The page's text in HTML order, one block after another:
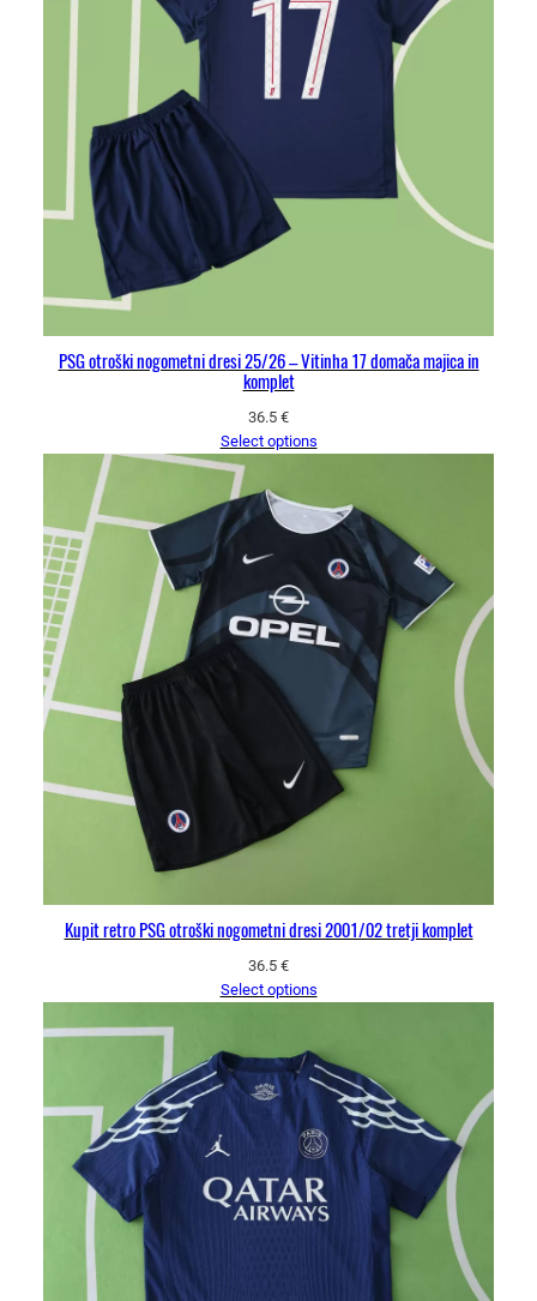
PSG otroški nogometni dresi 25/26 – Vitinha 17 domača majica in
komplet
36.5 €
Select options
Kupit retro PSG otroški nogometni dresi 2001/02 tretji komplet
36.5 €
Select options